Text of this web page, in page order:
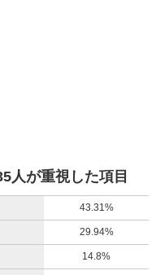
人が重視した項目
43.31%
29.94%
14.8%